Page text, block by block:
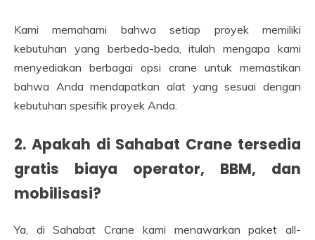
Kami memahami bahwa setiap proyek memiliki
kebutuhan yang berbeda-beda, itulah mengapa kami
menyediakan berbagai opsi crane untuk memastikan
bahwa Anda mendapatkan alat yang sesuai dengan
kebutuhan spesifik proyek Anda.
2. Apakah di Sahabat Crane tersedia
gratis biaya operator, BBM, dan
mobilisasi?
Ya, di Sahabat Crane kami menawarkan paket all-